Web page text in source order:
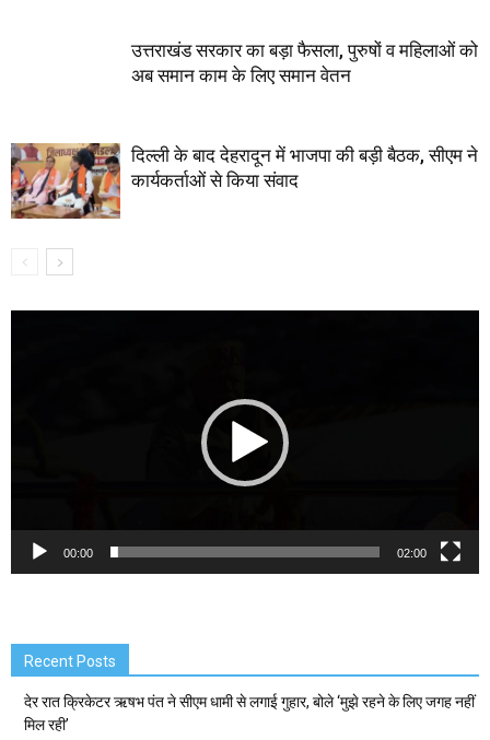
उत्तराखंड सरकार का बड़ा फैसला, पुरुषों व महिलाओं को
अब समान काम के लिए समान वेतन
दिल्ली के बाद देहरादून में भाजपा की बड़ी बैठक, सीएम ने
कार्यकर्ताओं से किया संवाद
00:00 02:00
Recent Posts
देर रात क्रिकेटर ऋषभ पंत ने सीएम धामी से लगाई गुहार, बोले ‘मुझे रहने के लिए जगह नहीं
मिल रही’